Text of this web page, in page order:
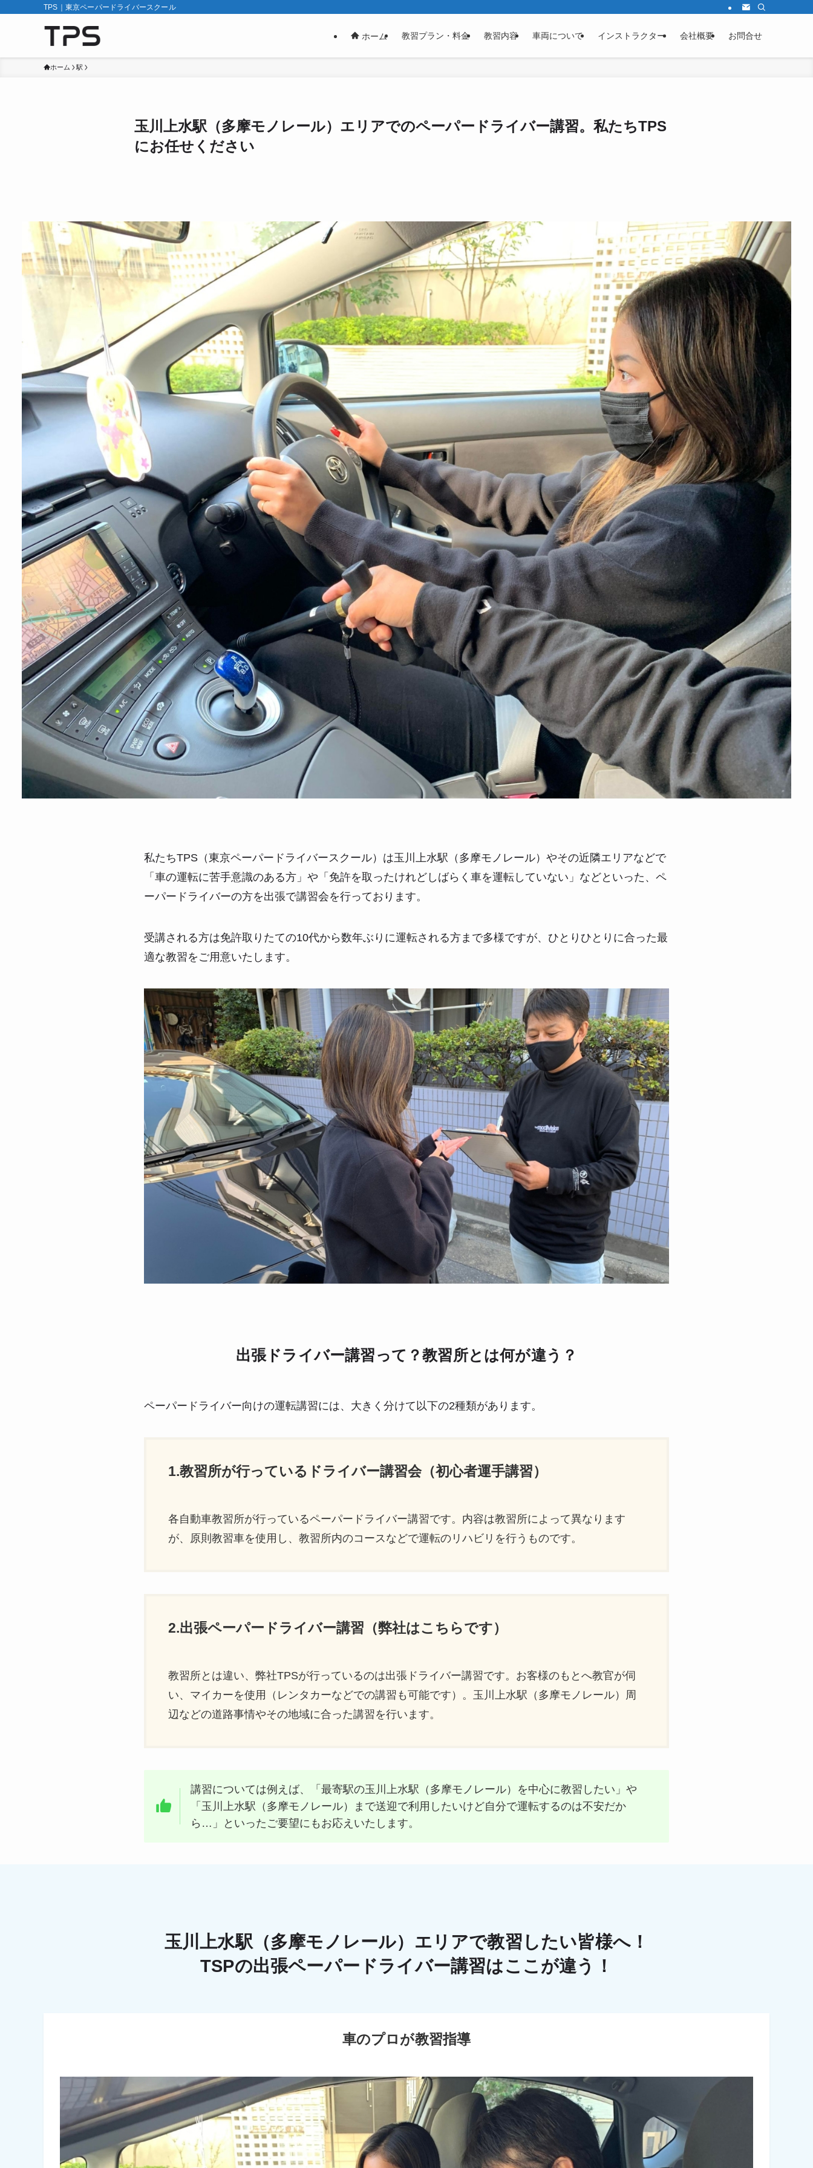
TPS｜東京ペーパードライバースクール
ホーム 教習プラン・料金 教習内容 車両について インストラクター 会社概要 お問合せ
ホーム 駅
玉川上水駅（多摩モノレール）エリアでのペーパードライバー講習。私たちTPS
にお任せください
私たちTPS（東京ペーパードライバースクール）は玉川上水駅（多摩モノレール）やその近隣エリアなどで
「車の運転に苦手意識のある方」や「免許を取ったけれどしばらく車を運転していない」などといった、ペ
ーパードライバーの方を出張で講習会を行っております。
受講される方は免許取りたての10代から数年ぶりに運転される方まで多様ですが、ひとりひとりに合った最
適な教習をご用意いたします。
出張ドライバー講習って？教習所とは何が違う？
ペーパードライバー向けの運転講習には、大きく分けて以下の2種類があります。
1.教習所が行っているドライバー講習会（初心者運手講習）
各自動車教習所が行っているペーパードライバー講習です。内容は教習所によって異なります
が、原則教習車を使用し、教習所内のコースなどで運転のリハビリを行うものです。
2.出張ペーパードライバー講習（弊社はこちらです）
教習所とは違い、弊社TPSが行っているのは出張ドライバー講習です。お客様のもとへ教官が伺
い、マイカーを使用（レンタカーなどでの講習も可能です）。玉川上水駅（多摩モノレール）周
辺などの道路事情やその地域に合った講習を行います。
講習については例えば、「最寄駅の玉川上水駅（多摩モノレール）を中心に教習したい」や
「玉川上水駅（多摩モノレール）まで送迎で利用したいけど自分で運転するのは不安だか
ら…」といったご要望にもお応えいたします。
玉川上水駅（多摩モノレール）エリアで教習したい皆様へ！
TSPの出張ペーパードライバー講習はここが違う！
車のプロが教習指導